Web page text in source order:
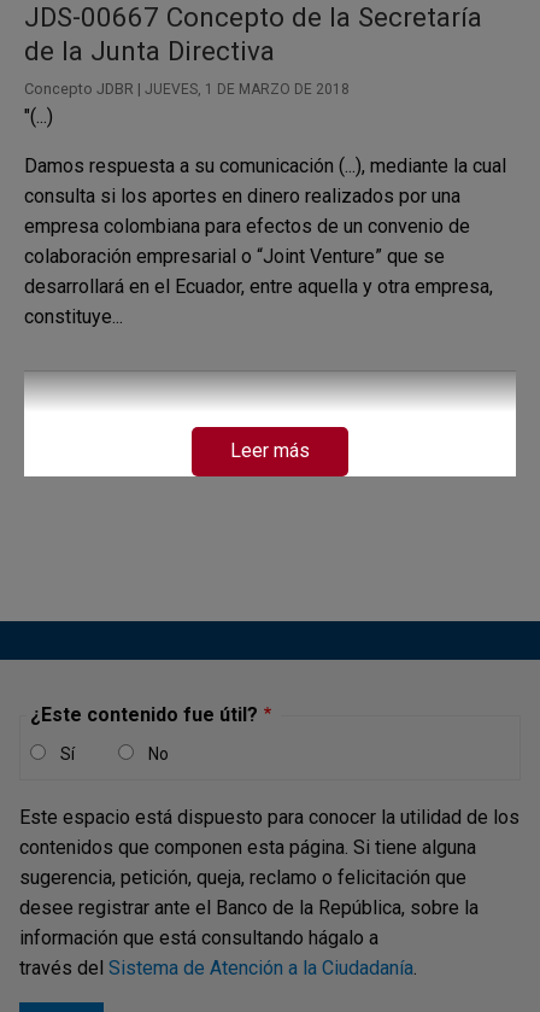
JDS-00667 Concepto de la Secretaría
de la Junta Directiva
Concepto JDBR | JUEVES, 1 DE MARZO DE 2018
"(...)
Damos respuesta a su comunicación (...), mediante la cual
consulta si los aportes en dinero realizados por una
empresa colombiana para efectos de un convenio de
colaboración empresarial o “Joint Venture” que se
desarrollará en el Ecuador, entre aquella y otra empresa,
constituye...
JDS-27302 Concepto de la Secretaría
de la Junta Directiva
de la Junta Directiva
Concepto JDBR |MIÉRCOLES, 22 DE NOVIEMBRE DE 2017
consulta si las adquisiciones de bienes inmuebles y
activos financieros del exterior producto de donaciones o
herencias pueden ser registradas con el Formulario No. 11
“Declaración de registro de inversiones internacionales”...
Leer más
¿Este contenido fue útil?
Sí No
Este espacio está dispuesto para conocer la utilidad de los
contenidos que componen esta página. Si tiene alguna
sugerencia, petición, queja, reclamo o felicitación que
desee registrar ante el Banco de la República, sobre la
información que está consultando hágalo a
través del Sistema de Atención a la Ciudadanía.